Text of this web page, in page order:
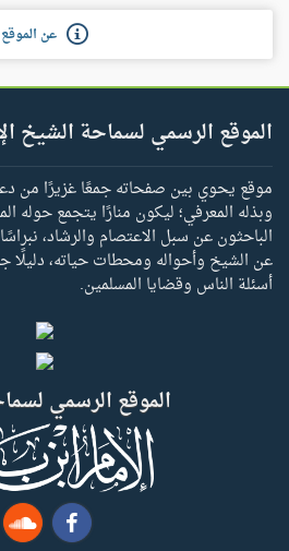
عن الموقع
الموقع الرسمي لسماحة الشيخ
موقع يحوي بين صفحاته جمعًا غزيرًا من
وبذله المعرفي؛ ليكون منارًا يتجمع حوله
الباحثون عن سبل الاعتصام والرشاد،
عن الشيخ وأحواله ومحطات حياته، دليلًا
أسئلة الناس وقضايا المسلمين.
الموقع الرسمي